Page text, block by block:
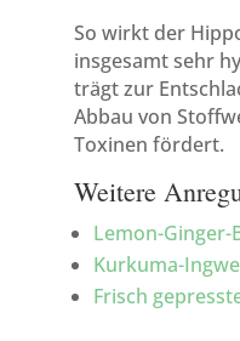
So wirkt der
insgesamt sehr
trägt zur
Abbau von
Toxinen fördert.
Weitere
Lemon-Ginger-
Kurkuma-
Frisch